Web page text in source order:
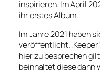
inspirieren. Im April
ihr erstes Album.
Im Jahre 2021 haben
veröffentlicht.
hier zu besprechen
beinhaltet diese dann